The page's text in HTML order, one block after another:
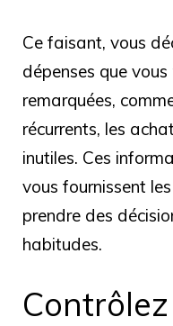
Ce faisant, vous
dépenses que
remarquées,
récurrents, les
inutiles. Ces
vous fournissent
prendre des
habitudes.